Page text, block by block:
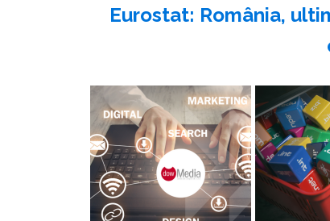
Eurostat: România,